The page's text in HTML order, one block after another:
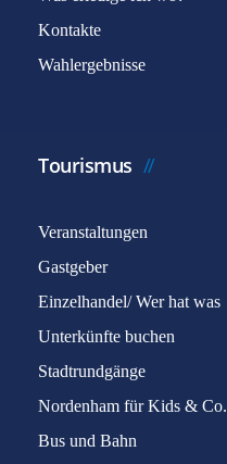
Kontakte
Wahlergebnisse
Tourismus
Veranstaltungen
Gastgeber
Einzelhandel/ Wer hat was
Unterkünfte buchen
Stadtrundgänge
Nordenham für Kids & Co.
Bus und Bahn